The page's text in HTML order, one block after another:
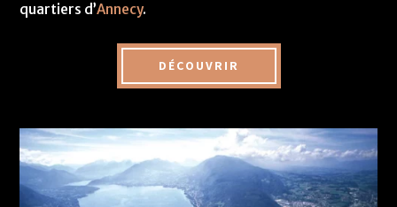
quartiers d’Annecy.
DÉCOUVRIR